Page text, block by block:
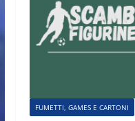
FUMETTI, GAMES E CARTONI